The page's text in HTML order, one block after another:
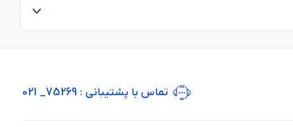
تماس با پشتیبانی : 75269_ 021